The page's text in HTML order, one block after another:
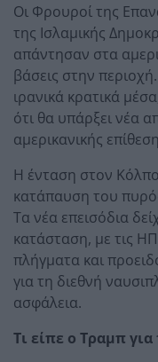
Οι Φρουροί της
της Ισλαμικής
απάντησαν στα
βάσεις στην
ιρανικά κρατικά
ότι θα υπάρξει νέα
αμερικανικής
Η ένταση στον
κατάπαυση του
Τα νέα επεισόδια
κατάσταση, με τις
πλήγματα και
για τη διεθνή
ασφάλεια.
Τι είπε ο Τραμπ